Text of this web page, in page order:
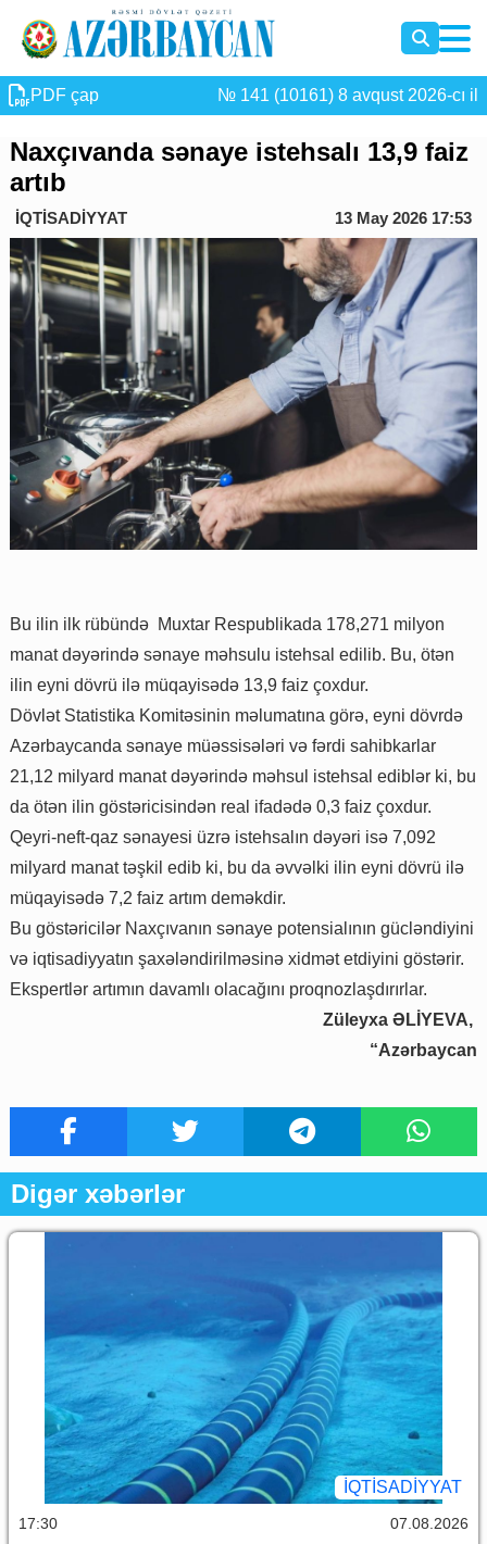
PDF çap № 141 (10161) 8 avqust 2026-cı il
Naxçıvanda sənaye istehsalı 13,9 faiz
artıb
İQTİSADİYYAT 13 May 2026 17:53
Bu ilin ilk rübündə Muxtar Respublikada 178,271 milyon
manat dəyərində sənaye məhsulu istehsal edilib. Bu, ötən
ilin eyni dövrü ilə müqayisədə 13,9 faiz çoxdur.
Dövlət Statistika Komitəsinin məlumatına görə, eyni dövrdə
Azərbaycanda sənaye müəssisələri və fərdi sahibkarlar
21,12 milyard manat dəyərində məhsul istehsal ediblər ki, bu
da ötən ilin göstəricisindən real ifadədə 0,3 faiz çoxdur.
Qeyri-neft-qaz sənayesi üzrə istehsalın dəyəri isə 7,092
milyard manat təşkil edib ki, bu da əvvəlki ilin eyni dövrü ilə
müqayisədə 7,2 faiz artım deməkdir.
Bu göstəricilər Naxçıvanın sənaye potensialının gücləndiyini
və iqtisadiyyatın şaxələndirilməsinə xidmət etdiyini göstərir.
Ekspertlər artımın davamlı olacağını proqnozlaşdırırlar.
Züleyxa ƏLİYEVA,
“Azərbaycan
Digər xəbərlər
İQTİSADİYYAT
17:30 07.08.2026